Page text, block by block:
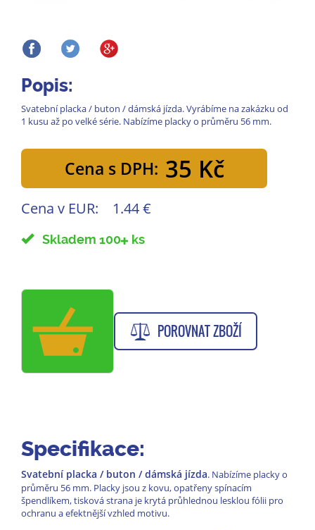
Popis:
Svatební placka / buton / dámská jízda. Vyrábíme na zakázku od
1 kusu až po velké série. Nabízíme placky o průměru 56 mm.
Cena s DPH: 35 Kč
Cena v EUR: 1.44 €
Skladem 100 ks
POROVNAT ZBOŽÍ
Specifikace:
Svatební placka / buton / dámská jízda. Nabízíme placky o
průměru 56 mm. Placky jsou z kovu, opatřeny spínacím
špendlíkem, tisková strana je krytá průhlednou lesklou fólii pro
ochranu a efektnější vzhled motivu.